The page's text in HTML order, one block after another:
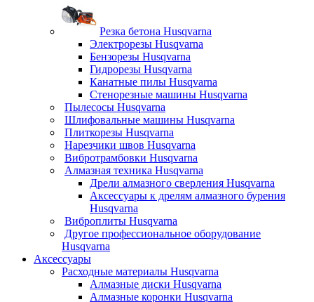
Резка бетона Husqvarna
Электрорезы Husqvarna
Бензорезы Husqvarna
Гидрорезы Husqvarna
Канатные пилы Husqvarna
Стенорезные машины Husqvarna
Пылесосы Husqvarna
Шлифовальные машины Husqvarna
Плиткорезы Husqvarna
Нарезчики швов Husqvarna
Вибротрамбовки Husqvarna
Алмазная техника Husqvarna
Дрели алмазного сверления Husqvarna
Аксессуары к дрелям алмазного бурения
Husqvarna
Виброплиты Husqvarna
Другое профессиональное оборудование
Husqvarna
Аксессуары
Расходные материалы Husqvarna
Алмазные диски Husqvarna
Алмазные коронки Husqvarna